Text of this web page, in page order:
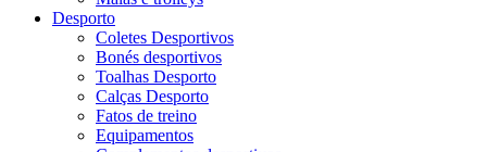
Desporto
Coletes Desportivos
Bonés desportivos
Toalhas Desporto
Calças Desporto
Fatos de treino
Equipamentos